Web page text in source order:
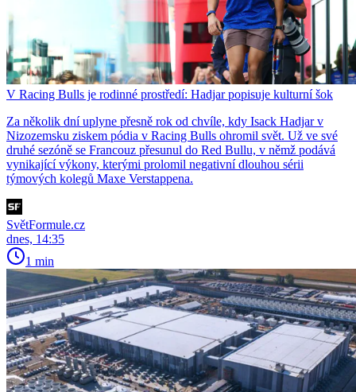
V Racing Bulls je rodinné prostředí: Hadjar popisuje kulturní šok
Za několik dní uplyne přesně rok od chvíle, kdy Isack Hadjar v
Nizozemsku ziskem pódia v Racing Bulls ohromil svět. Už ve své
druhé sezóně se Francouz přesunul do Red Bullu, v němž podává
vynikající výkony, kterými prolomil negativní dlouhou sérii
týmových kolegů Maxe Verstappena.
SvětFormule.cz
dnes, 14:35
1 min